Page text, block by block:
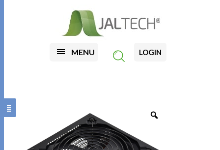
MENU LOGIN